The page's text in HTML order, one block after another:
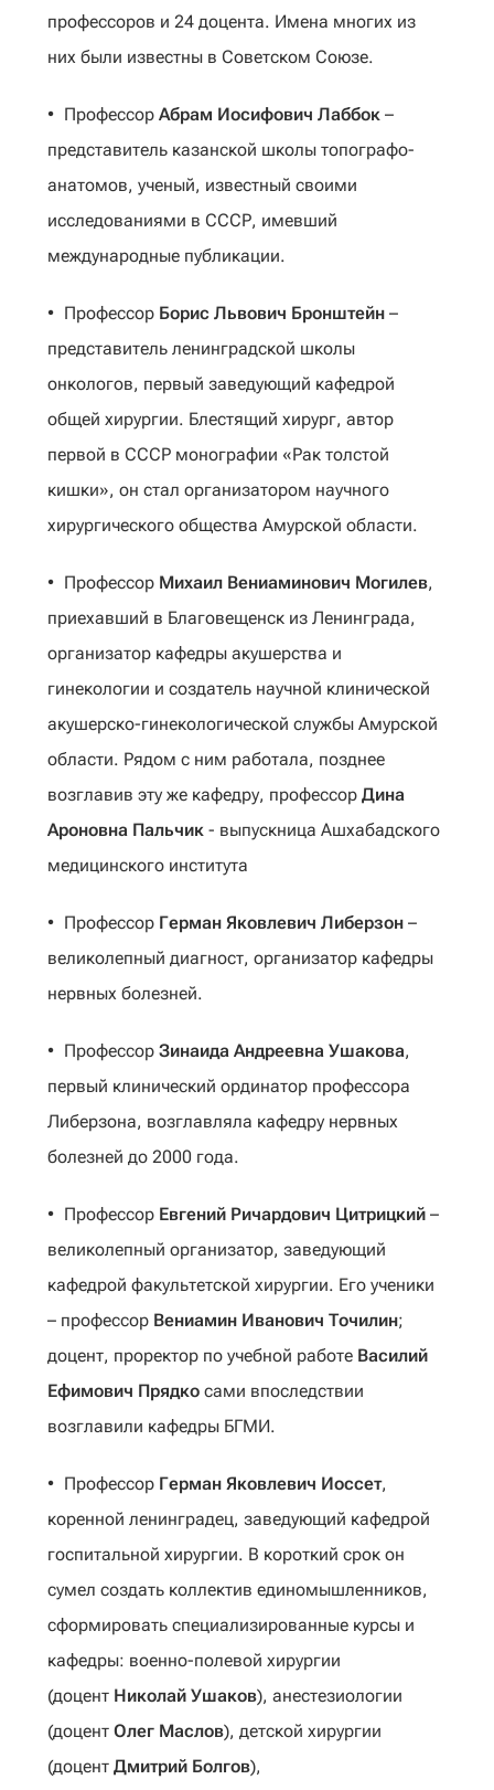
профессоров и 24 доцента. Имена многих из
них были известны в Советском Союзе.
Профессор Абрам Иосифович Лаббок –
представитель казанской школы топографо-
анатомов, ученый, известный своими
исследованиями в СССР, имевший
международные публикации.
Профессор Борис Львович Бронштейн –
представитель ленинградской школы
онкологов, первый заведующий кафедрой
общей хирургии. Блестящий хирург, автор
первой в СССР монографии «Рак толстой
кишки», он стал организатором научного
хирургического общества Амурской области.
Профессор Михаил Вениаминович Могилев,
приехавший в Благовещенск из Ленинграда,
организатор кафедры акушерства и
гинекологии и создатель научной клинической
акушерско-гинекологической службы Амурской
области. Рядом с ним работала, позднее
возглавив эту же кафедру, профессор Дина
Ароновна Пальчик - выпускница Ашхабадского
медицинского института
Профессор Герман Яковлевич Либерзон –
великолепный диагност, организатор кафедры
нервных болезней.
Профессор Зинаида Андреевна Ушакова,
первый клинический ординатор профессора
Либерзона, возглавляла кафедру нервных
болезней до 2000 года.
Профессор Евгений Ричардович Цитрицкий –
великолепный организатор, заведующий
кафедрой факультетской хирургии. Его ученики
– профессор Вениамин Иванович Точилин;
доцент, проректор по учебной работе Василий
Ефимович Прядко сами впоследствии
возглавили кафедры БГМИ.
Профессор Герман Яковлевич Иоссет,
коренной ленинградец, заведующий кафедрой
госпитальной хирургии. В короткий срок он
сумел создать коллектив единомышленников,
сформировать специализированные курсы и
кафедры: военно-полевой хирургии
(доцент Николай Ушаков), анестезиологии
(доцент Олег Маслов), детской хирургии
(доцент Дмитрий Болгов),